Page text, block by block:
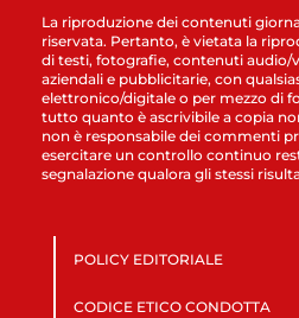
La riproduzione dei contenuti
riservata. Pertanto, è vietata la
di testi, fotografie, contenuti audio/
aziendali e pubblicitarie, con
elettronico/digitale o per mezzo di
tutto quanto è ascrivibile a copia
non è responsabile dei commenti
esercitare un controllo continuo
segnalazione qualora gli stessi
POLICY EDITORIALE
CODICE ETICO CONDOTTA